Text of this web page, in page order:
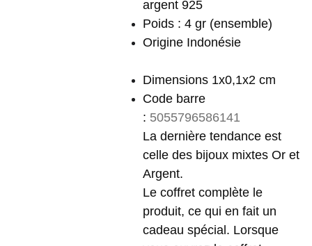
argent 925
Poids : 4 gr (ensemble)
Origine Indonésie
Dimensions 1x0,1x2 cm
Code barre
: 5055796586141
La dernière tendance est
celle des bijoux mixtes Or et
Argent.
Le coffret complète le
produit, ce qui en fait un
cadeau spécial. Lorsque